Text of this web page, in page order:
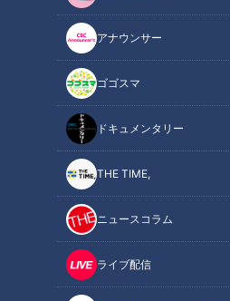
アナウンサー
ゴゴスマ
ドキュメンタリー
THE TIME,
ニュースコラム
ライブ配信
記事に戻
この記事を見たあなたへのお